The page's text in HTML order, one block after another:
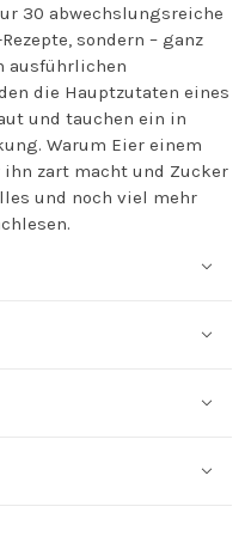
30 abwechslungsreiche
sondern – ganz
ausführlichen
die Hauptzutaten eines
und tauchen ein in
Warum Eier einem
zart macht und Zucker
und noch viel mehr